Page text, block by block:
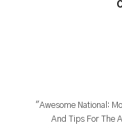
"Awesome National:
And Tips For The